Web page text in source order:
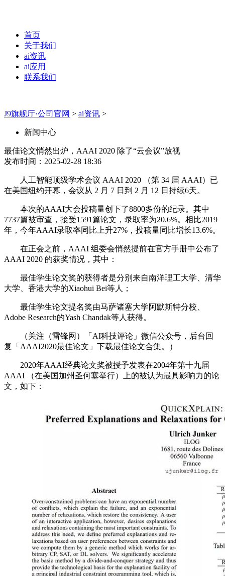
首页
关于我们
ai资讯
ai应用
联系我们
J9旗舰厅·公司官网 > ai资讯 >
新闻中心
最佳论文悄然出炉，AAAI 2020 除了“云会议”放视
发布时间：2025-02-28 18:36
人工智能顶级学术会议 AAAI 2020 （第 34 届 AAAI）已
在美国纽约开幕，会议从 2 月 7 日到 2 月 12 日持续6天。
本次的AAAI大会投稿量创下了8800多份的纪录。其中
7737篇被审查，接受1591篇论文，录取率为20.6%。相比2019
年，今年AAAI录取率同比上升27%，投稿量同比增长13.6%。
在正会之前，AAAI 组委会悄然提前在官方手册中公布了
AAAI 2020 的获奖情况，其中：
最佳学生论文奖的获得者是分别来自南洋理工大学、清华
大学、香港大学的Xiaohui Bei等人；
最佳学生论文提名奖由马萨诸塞大学阿默斯特分校、
Adobe Research的Yash Chandak等人获得。
（关注（雷锋网）「AI科技评论」微信公众号，后台回
复「AAAI2020最佳论文」下载最佳论文合集。）
2020年AAAI经典论文奖被授予发表在2004年第十九届
AAAI （在美国加州圣何塞举行）上的被认为最具影响力的论
文，如下：